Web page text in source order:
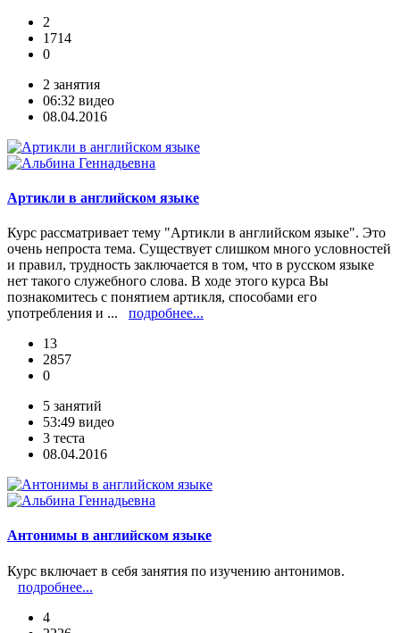
2
1714
0
2 занятия
06:32 видео
08.04.2016
Артикли в английском языке
Курс рассматривает тему "Артикли в английском языке". Это
очень непроста тема. Существует слишком много условностей
и правил, трудность заключается в том, что в русском языке
нет такого служебного слова. В ходе этого курса Вы
познакомитесь с понятием артикля, способами его
употребления и ... подробнее...
13
2857
0
5 занятий
53:49 видео
3 теста
08.04.2016
Антонимы в английском языке
Курс включает в себя занятия по изучению антонимов.
подробнее...
4